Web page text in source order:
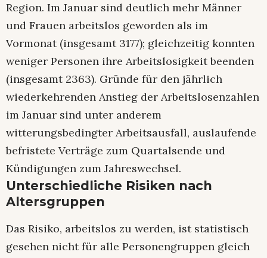
Region. Im Januar sind deutlich mehr Männer
und Frauen arbeitslos geworden als im
Vormonat (insgesamt 3177); gleichzeitig konnten
weniger Personen ihre Arbeitslosigkeit beenden
(insgesamt 2363). Gründe für den jährlich
wiederkehrenden Anstieg der Arbeitslosenzahlen
im Januar sind unter anderem
witterungsbedingter Arbeitsausfall, auslaufende
befristete Verträge zum Quartalsende und
Kündigungen zum Jahreswechsel.
Unterschiedliche Risiken nach
Altersgruppen
Das Risiko, arbeitslos zu werden, ist statistisch
gesehen nicht für alle Personengruppen gleich